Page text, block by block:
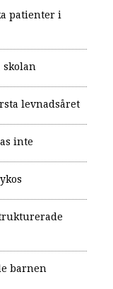
patienter i
skolan
levnadsåret
inte
barnen